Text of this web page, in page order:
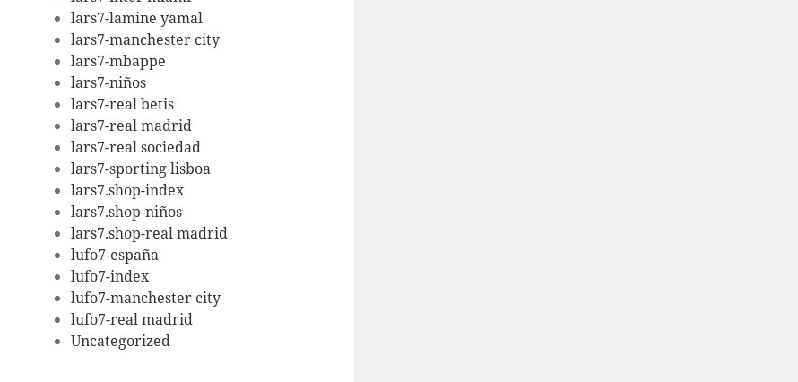
lars7-lamine yamal
lars7-manchester city
lars7-mbappe
lars7-niños
lars7-real betis
lars7-real madrid
lars7-real sociedad
lars7-sporting lisboa
lars7.shop-index
lars7.shop-niños
lars7.shop-real madrid
lufo7-españa
lufo7-index
lufo7-manchester city
lufo7-real madrid
Uncategorized